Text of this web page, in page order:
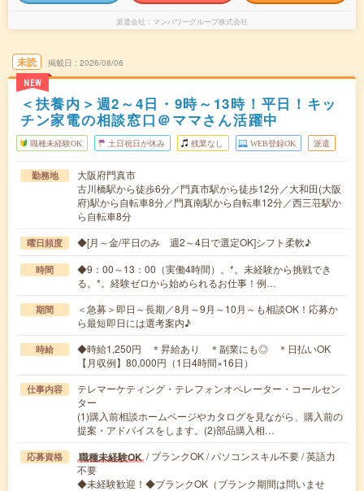
派遣会社 マンパワーグループ株式会社
未読
NEW
掲載日 2026/08/06
＜扶養内＞週2～4日・9時～13時！平日！キッ
チン家電の相談窓口＠ママさん活躍中
職種未経験OK 土日祝日が休み 残業なし WEB登録OK 派遣
勤務地
大阪府門真市
古川橋駅から徒歩6分／門真市駅から徒歩12分／大和田(大阪
府)駅から自転車8分／門真南駅から自転車12分／西三荘駅か
ら自転車8分
曜日頻度 ◆[月～金/平日のみ 週2～4日で選定OK]シフト柔軟♪
時間
◆9：00～13：00（実働4時間）。*。未経験から挑戦でき
る。*。経験ゼロから始められるお仕事！例…
期間
＜急募＞即日～長期／8月～9月～10月～も相談OK！応募か
ら最短即日には選考案内♪
時給
◆時給1,250円 ＊昇給あり ＊副業にも◎ ＊日払いOK
【月収例】80,000円（1日4時間×16日）
仕事内容
テレマーケティング・テレフォンオペレーター・コールセン
ター
(1)購入前相談ホームページやカタログを見ながら、購入前の
提案・アドバイスをします。(2)部品購入相…
応募資格 職種未経験OK / ブランクOK / パソコンスキル不要 / 英語力
不要
◆未経験歓迎！◆ブランクOK（ブランク期間は問いませ